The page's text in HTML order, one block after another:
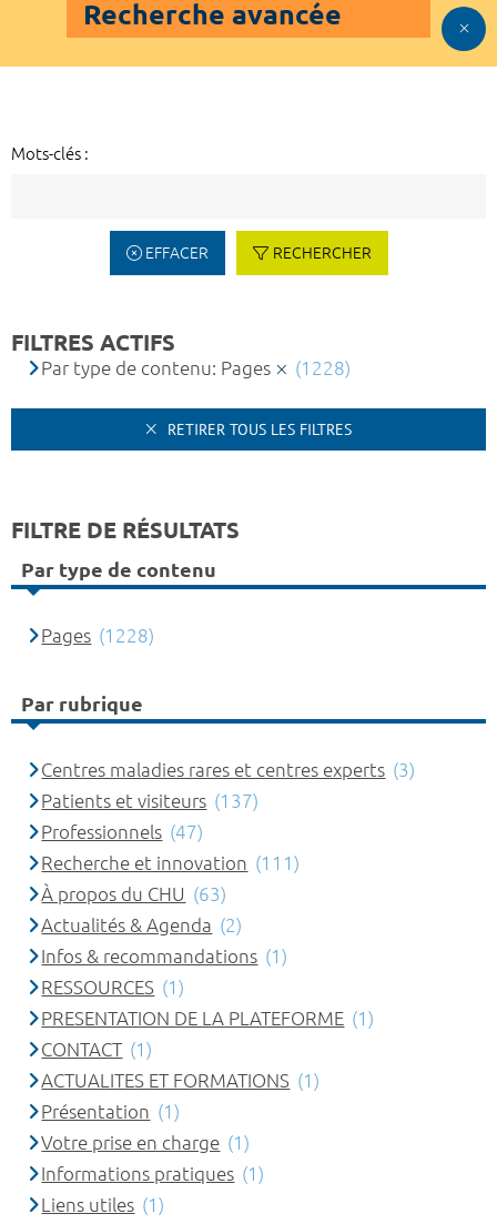
Recherche avancée
Mots-clés :
EFFACER RECHERCHER
FILTRES ACTIFS
Par type de contenu: Pages (1228)
RETIRER TOUS LES FILTRES
FILTRE DE RÉSULTATS
Par type de contenu
Pages (1228)
Par rubrique
Centres maladies rares et centres experts (3)
Patients et visiteurs (137)
Professionnels (47)
Recherche et innovation (111)
À propos du CHU (63)
Actualités & Agenda (2)
Infos & recommandations (1)
RESSOURCES (1)
PRESENTATION DE LA PLATEFORME (1)
CONTACT (1)
ACTUALITES ET FORMATIONS (1)
Présentation (1)
Votre prise en charge (1)
Informations pratiques (1)
Liens utiles (1)